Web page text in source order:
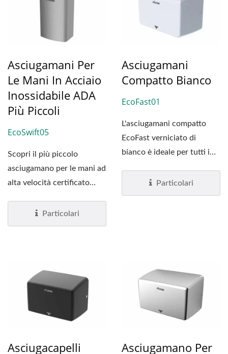
Asciugamani Per
Le Mani In Acciaio
Inossidabile ADA
Più Piccoli
EcoSwift05
Scopri il più piccolo
asciugamano per le mani ad
alta velocità certificato
Particolari
Asciugamani
Compatto Bianco
EcoFast01
L'asciugamani compatto
EcoFast verniciato di
bianco è ideale per tutti i
Particolari
Asciugacapelli
Asciugamano Per